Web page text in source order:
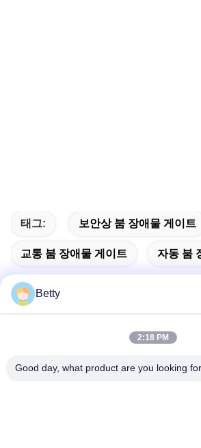
태그: 보안상 붐 장애물 게이트
교통 붐 장애물 게이트 자동 붐
주소
Betty
2:18 PM
Good day, what product are you looking